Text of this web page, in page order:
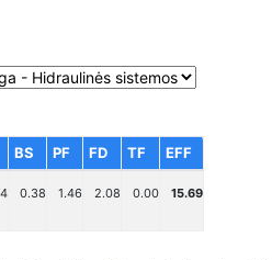
BS PF FD TF EFF
0.38 1.46 2.08 0.00 15.69